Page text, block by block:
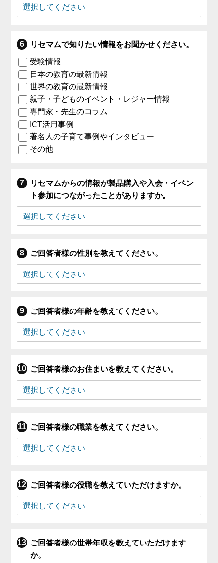
リセマムで知りたい情報をお聞かせください。
受験情報
日本の教育の最新情報
世界の教育の最新情報
親子・子どものイベント・レジャー情報
専門家・先生のコラム
ICT活用事例
著名人の子育て事例やインタビュー
その他
リセマムからの情報が製品購入や入会・イベン
ト参加につながったことがありますか。
ご回答者様の性別を教えてください。
ご回答者様の年齢を教えてください。
ご回答者様のお住まいを教えてください。
ご回答者様の職業を教えてください。
ご回答者様の役職を教えていただけますか。
ご回答者様の世帯年収を教えていただけます
か。